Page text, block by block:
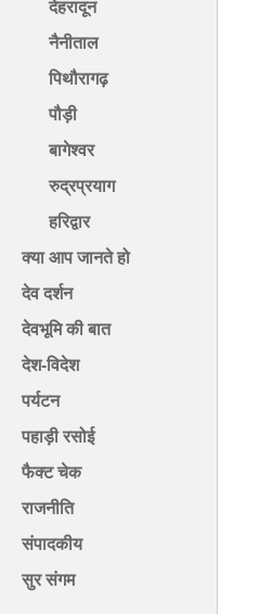
देहरादून
नैनीताल
पिथौरागढ़
पौड़ी
बागेश्वर
रुद्रप्रयाग
हरिद्वार
क्या आप जानते हो
देव दर्शन
देवभूमि की बात
देश-विदेश
पर्यटन
पहाड़ी रसोई
फैक्ट चेक
राजनीति
संपादकीय
सुर संगम